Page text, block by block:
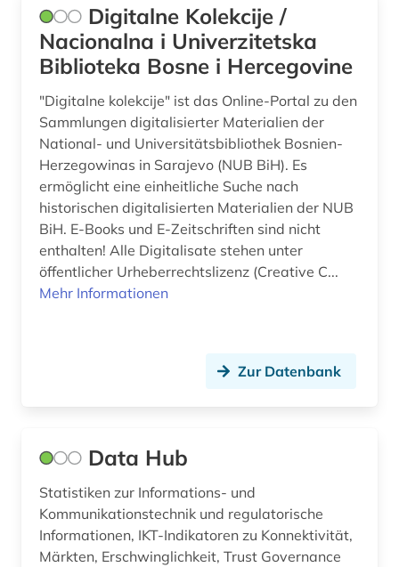
Digitalne Kolekcije /
Nacionalna i Univerzitetska
Biblioteka Bosne i Hercegovine
"Digitalne kolekcije" ist das Online-Portal zu den
Sammlungen digitalisierter Materialien der
National- und Universitätsbibliothek Bosnien-
Herzegowinas in Sarajevo (NUB BiH). Es
ermöglicht eine einheitliche Suche nach
historischen digitalisierten Materialien der NUB
BiH. E-Books und E-Zeitschriften sind nicht
enthalten! Alle Digitalisate stehen unter
öffentlicher Urheberrechtslizenz (Creative C...
Mehr Informationen
Zur Datenbank
Data Hub
Statistiken zur Informations- und
Kommunikationstechnik und regulatorische
Informationen, IKT-Indikatoren zu Konnektivität,
Märkten, Erschwinglichkeit, Trust Governance